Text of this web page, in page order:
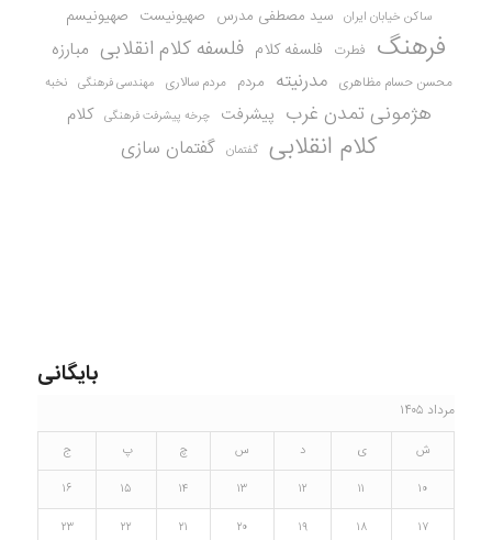
ساکن خیابان ایران سید مصطفی مدرس صهیونیست صهیونیسم
فرهنگ فطرت فلسفه کلام فلسفه کلام انقلابی مبارزه
محسن حسام مظاهری مدرنیته مردم مردم سالاری مهندسی فرهنگی نخبه
هژمونی تمدن غرب پیشرفت چرخه پیشرفت فرهنگی کلام
کلام انقلابی گفتمان گفتمان سازی
بایگانی
مرداد ۱۴۰۵
ش ی د س چ پ
ج
۱۰
۱۱ ۱۲ ۱۳ ۱۴ ۱۵
۱۶
۱۷
۱۸ ۱۹ ۲۰ ۲۱ ۲۲
۲۳